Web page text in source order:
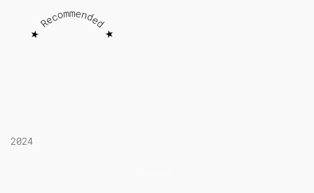
★ Recommended ★
2024